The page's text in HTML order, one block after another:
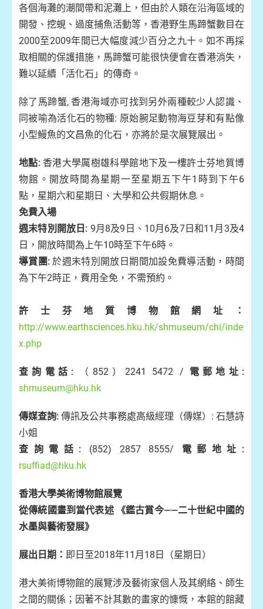
各個海灘的潮間帶和泥灘上，但由於人類在沿海區域的
開發、挖蜆、過度捕魚活動等，香港野生馬蹄蟹數目在
2000至2009年間已大幅度減少百分之九十。如不再採
取相關的保護措施，馬蹄蟹可能很快便會在香港消失，
難以延續「活化石」的傳奇。
除了馬蹄蟹, 香港海域亦可找到另外兩種較少人認識、
同被喻為活化石的物種: 原始腕足動物海豆芽和有點像
小型鰻魚的文昌魚的化石，亦將於是次展覽展出。
地點:香港大學厲樹雄科學館地下及一樓許士芬地質博
物館。開放時間為星期一至星期五下午1時到下午6
點，星期六和星期日、大學和公共假期休息。
免費入場
週末特別開放日: 9月8及9日、10月6及7日和11月3及4
日，開放時間為上午10時至下午6時。
導賞團: 於週末特別開放日期間加設免費導活動，時間
為下午2時正，費用全免，不需預約。
許士芬地質博物館網址：
http://www.earthsciences.hku.hk/shmuseum/chi/inde
x.php
查詢電話: （852）2241 5472 / 電郵地址:
shmuseum@hku.hk
傳媒查詢: 傳訊及公共事務處高級經理（傳媒）: 石慧詩
小姐
查詢電話: (852) 2857 8555/ 電郵地址:
rsuffiad@hku.hk
香港大學美術博物館展覽
從傳統國畫到當代表述 《鑑古賞今——二十世紀中國的
水墨與藝術發展》
展出日期： 即日至2018年11月18日（星期日）
港大美術博物館的展覽涉及藝術家個人及其網絡、師生
之間的關係；因著不計其數的畫家的慷慨，本館的館藏